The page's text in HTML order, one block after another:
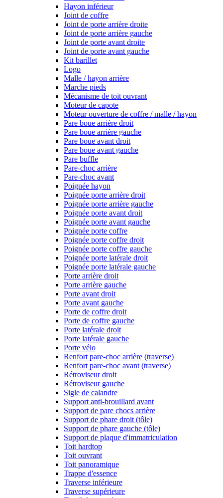
Hayon inférieur
Joint de coffre
Joint de porte arrière droite
Joint de porte arrière gauche
Joint de porte avant droite
Joint de porte avant gauche
Kit barillet
Logo
Malle / hayon arrière
Marche pieds
Mécanisme de toit ouvrant
Moteur de capote
Moteur ouverture de coffre / malle / hayon
Pare boue arrière droit
Pare boue arrière gauche
Pare boue avant droit
Pare boue avant gauche
Pare buffle
Pare-choc arrière
Pare-choc avant
Poignée hayon
Poignée porte arrière droit
Poignée porte arrière gauche
Poignée porte avant droit
Poignée porte avant gauche
Poignée porte coffre
Poignée porte coffre droit
Poignée porte coffre gauche
Poignée porte latérale droit
Poignée porte latérale gauche
Porte arrière droit
Porte arrière gauche
Porte avant droit
Porte avant gauche
Porte de coffre droit
Porte de coffre gauche
Porte latérale droit
Porte latérale gauche
Porte vélo
Renfort pare-choc arrière (traverse)
Renfort pare-choc avant (traverse)
Rétroviseur droit
Rétroviseur gauche
Sigle de calandre
Support anti-brouillard avant
Support de pare chocs arrière
Support de phare droit (tôle)
Support de phare gauche (tôle)
Support de plaque d'immatriculation
Toit hardtop
Toit ouvrant
Toit panoramique
Trappe d'essence
Traverse inférieure
Traverse supérieure